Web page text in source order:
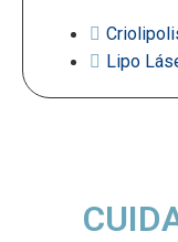
Lipo